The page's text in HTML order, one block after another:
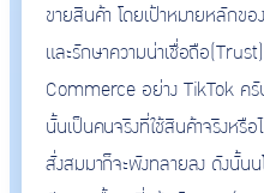
ขายสินค้า โดยเป้าหมายหลักข
และรักษาความน่าเชื่อถือ
Commerce อย่าง TikTok ครั
นั้นเป็นคนจริงที่ใช้สินค้าจริงหรือ
สั่งสมมาก็จะพังทลายลง ดังนั้น